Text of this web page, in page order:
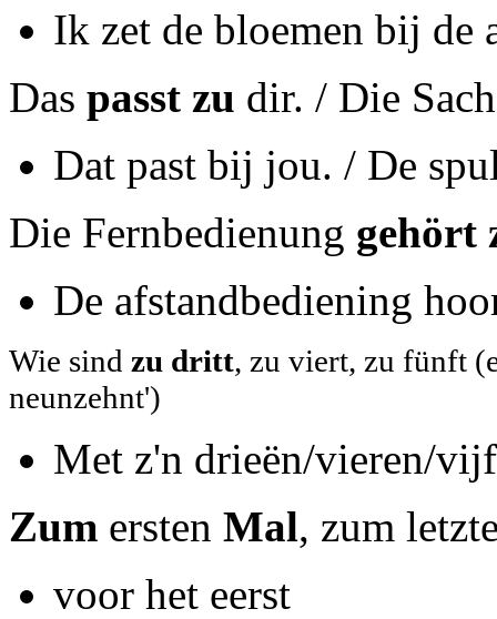
Ik zet de bloemen bij de
Das passt zu dir. / Die
Dat past bij jou. / De
Die Fernbedienung gehört
De afstandbediening
Wie sind zu dritt, zu viert, zu fünft
neunzehnt')
Met z'n drieën/vieren/
Zum ersten Mal, zum
voor het eerst